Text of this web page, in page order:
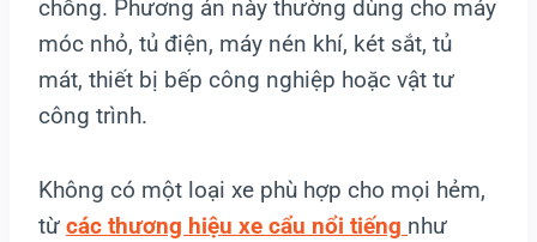
chống. Phương án này thường dùng cho máy
móc nhỏ, tủ điện, máy nén khí, két sắt, tủ
mát, thiết bị bếp công nghiệp hoặc vật tư
công trình.
Không có một loại xe phù hợp cho mọi hẻm,
từ các thương hiệu xe cẩu nổi tiếng như